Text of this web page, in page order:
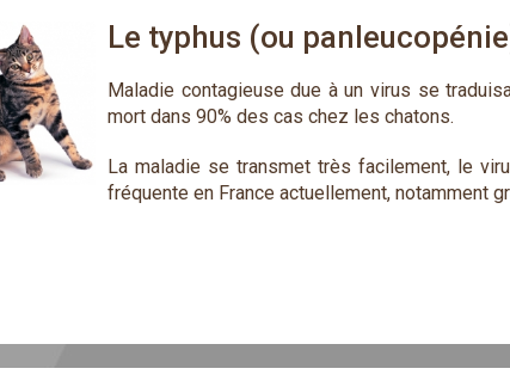
Le typhus (ou
Maladie contagieuse due à un virus se
mort dans 90% des cas chez les chatons.
La maladie se transmet très facilement, le
fréquente en France actuellement, notamment